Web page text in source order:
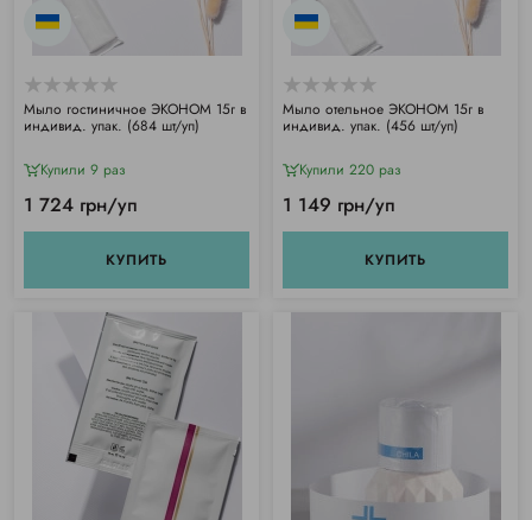
Мыло гостиничное ЭКОНОМ 15г в
индивид. упак. (684 шт/уп)
Купили 9 раз
1 724 грн/уп
КУПИТЬ
Мыло отельное ЭКОНОМ 15г в
индивид. упак. (456 шт/уп)
Купили 220 раз
1 149 грн/уп
КУПИТЬ